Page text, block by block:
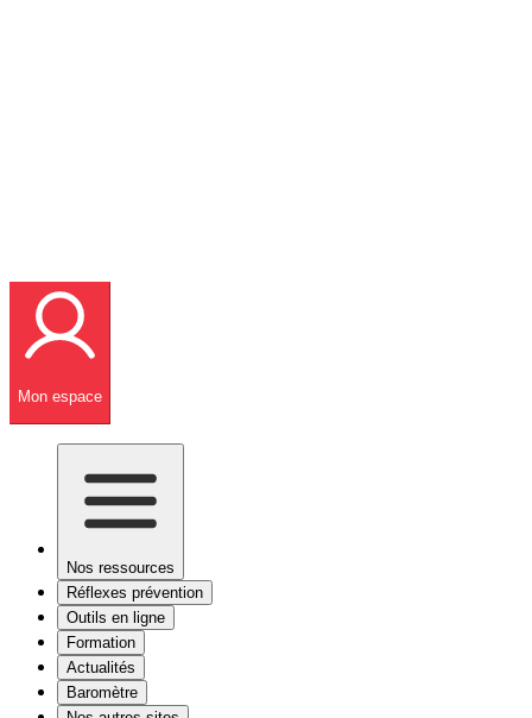
Mon espace
Nos ressources
Réflexes prévention
Outils en ligne
Formation
Actualités
Baromètre